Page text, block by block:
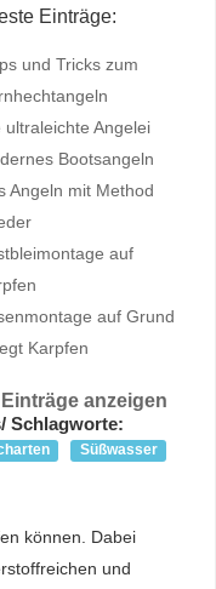
Einträge:
und Tricks zum
ultraleichte Angelei
Bootsangeln
Angeln mit Method
auf
auf Grund
Karpfen
anzeigen
Schlagworte:
Süßwasser
können. Dabei
und